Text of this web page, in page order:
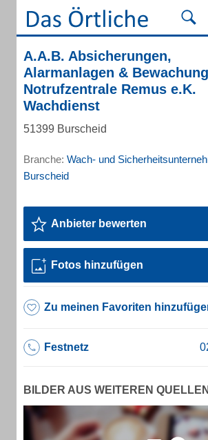
A.A.B. Absicherungen,
Alarmanlagen &
Notrufzentrale Remus e.K.
Wachdienst
51399 Burscheid
Branche: Wach- und
Burscheid
Anbieter bewerten
Fotos hinzufügen
Zu meinen Favoriten
Festnetz
BILDER AUS WEITEREN QUELLEN